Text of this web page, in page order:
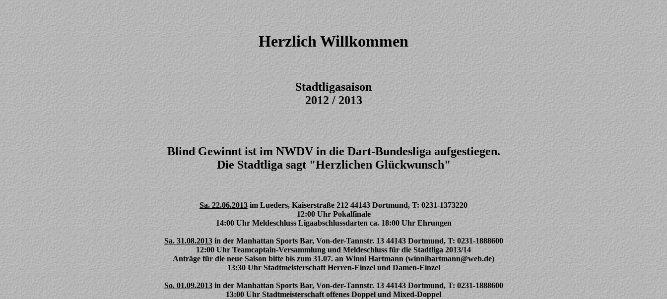
Herzlich Willkommen
Stadtligasaison
2012 / 2013
Blind Gewinnt ist im NWDV in die Dart-Bundesliga aufgestiegen.
Die Stadtliga sagt "Herzlichen Glückwunsch"
Sa. 22.06.2013 im Lueders, Kaiserstraße 212 44143 Dortmund, T: 0231-1373220
12:00 Uhr Pokalfinale
14:00 Uhr Meldeschluss Ligaabschlussdarten ca. 18:00 Uhr Ehrungen
Sa. 31.08.2013in der Manhattan Sports Bar, Von-der-Tannstr. 13 44143 Dortmund, T: 0231-1888600
12:00 Uhr Teamcaptain-Versammlung und Meldeschluss für die Stadtliga 2013/14
Anträge für die neue Saison bitte bis zum 31.07. an Winni Hartmann (winnihartmann@web.de)
13:30 Uhr Stadtmeisterschaft Herren-Einzel und Damen-Einzel
So. 01.09.2013in der Manhattan Sports Bar, Von-der-Tannstr. 13 44143 Dortmund, T: 0231-1888600
13:00 Uhr Stadtmeisterschaft offenes Doppel und Mixed-Doppel